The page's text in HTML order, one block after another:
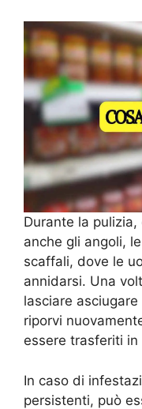
Durante la
anche gli angoli,
scaffali, dove le
annidarsi. Una
lasciare
riporvi
essere trasferiti
In caso di
persistenti, può